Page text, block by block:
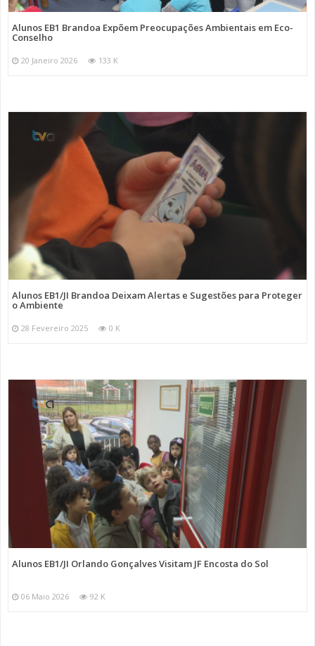
Alunos EB1 Brandoa Expõem Preocupações Ambientais em Eco-
Conselho
20 Janeiro 2026 133 K
Alunos EB1/JI Brandoa Deixam Alertas e Sugestões para Proteger
o Ambiente
28 Fevereiro 2025 0 K
Alunos EB1/JI Orlando Gonçalves Visitam JF Encosta do Sol
06 Maio 2026 92 K